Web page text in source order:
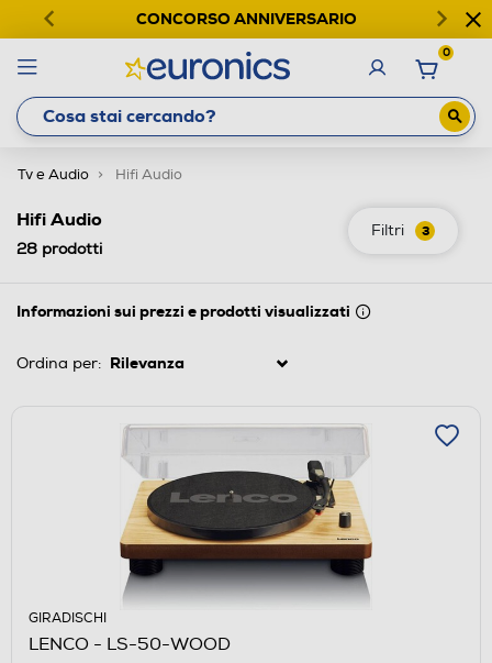
CONCORSO ANNIVERSARIO
0
Tv e Audio Hifi Audio
Filtri 3
Hifi Audio
28 prodotti
Informazioni sui prezzi e prodotti visualizzati
Ordina per:
GIRADISCHI
LENCO - LS-50-WOOD